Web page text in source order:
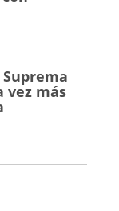
vez más